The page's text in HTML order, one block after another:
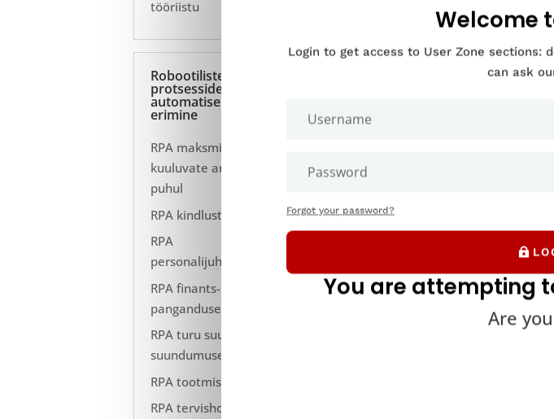
Võrdlustestimine täidab mitmeid
Suur osa võrdlustestimisest
tööriistu
Robootiliste
protsesside
automatise
erimine
RPA maksmisele
kuuluvate arvete
puhul
RPA kindlustuses
RPA
personalijuhtimises
RPA finants- ja
panganduses
RPA turu suurus ja
suundumused
RPA tootmises
RPA tervishoius
Welcome
Login to get access to User Zone sections:
can ask
Forgot your password?
You are attempting
Are